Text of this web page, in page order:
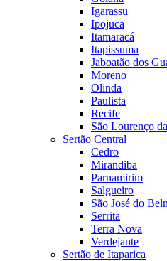
Igarassu
Ipojuca
Itamaracá
Itapissuma
Jaboatão dos
Moreno
Olinda
Paulista
Recife
São Lourenço
Sertão Central
Cedro
Mirandiba
Parnamirim
Salgueiro
São José do
Serrita
Terra Nova
Verdejante
Sertão de Itaparica